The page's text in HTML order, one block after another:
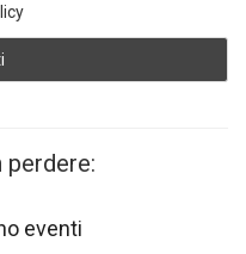
perdere:
eventi